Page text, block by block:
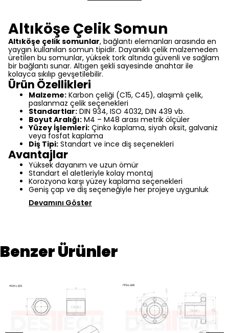
Altıköşe Çelik Somun
Altıköşe çelik somunlar, bağlantı elemanları arasında en
yaygın kullanılan somun tipidir. Dayanıklı çelik malzemeden
üretilen bu somunlar, yüksek tork altında güvenli ve sağlam
bir bağlantı sunar. Altıgen şekli sayesinde anahtar ile
kolayca sıkılıp gevşetilebilir.
Ürün Özellikleri
Malzeme: Karbon çeliği (C15, C45), alaşımlı çelik,
paslanmaz çelik seçenekleri
Standartlar: DIN 934, ISO 4032, DIN 439 vb.
Boyut Aralığı: M4 – M48 arası metrik ölçüler
Yüzey İşlemleri: Çinko kaplama, siyah oksit, galvaniz
veya fosfat kaplama
Diş Tipi: Standart ve ince diş seçenekleri
Avantajlar
Yüksek dayanım ve uzun ömür
Standart el aletleriyle kolay montaj
Korozyona karşı yüzey kaplama seçenekleri
Geniş çap ve diş seçeneğiyle her projeye uygunluk
Devamını Göster
Benzer Ürünler